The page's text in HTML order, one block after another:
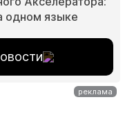
одном языке